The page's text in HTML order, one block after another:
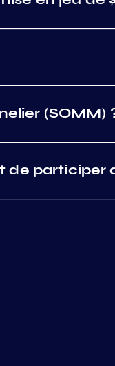
(SOMM)
participer